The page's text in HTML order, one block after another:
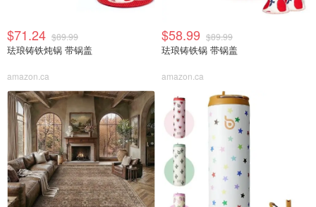
$71.24 $89.99
珐琅铸铁炖锅 带锅盖
amazon.ca
$58.99 $89.99
珐琅铸铁锅 带锅盖
amazon.ca